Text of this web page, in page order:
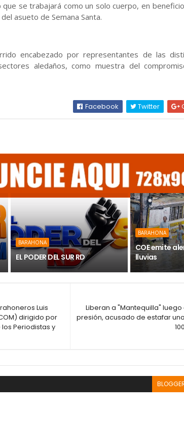
se trabajará como un solo cuerpo, en
asueto de Semana Santa.
encabezado por representantes de las
aledaños, como muestra del
Facebook Twitter
BARAHONA
EL PODER DEL SUR RD
BARAHONA
COE emite
lluvias
Liberan a "Mantequilla"
presión, acusado de estafar
Luis
dirigido por
Periodistas y